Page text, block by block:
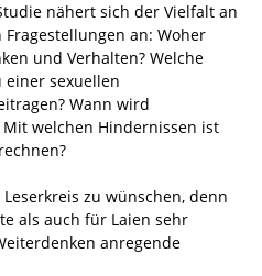
nähert sich der Vielfalt an
an: Woher
und Verhalten? Welche
einer sexuellen
Wann wird
welchen Hindernissen ist
zu wünschen, denn
als auch für Laien sehr
anregende